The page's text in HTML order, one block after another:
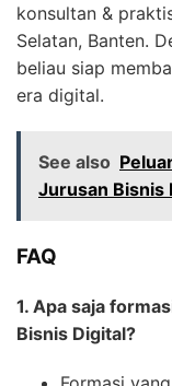
konsultan &
Selatan, Banten.
beliau siap
era digital.
See also
Jurusan Bisnis
FAQ
1. Apa saja
Bisnis Digital?